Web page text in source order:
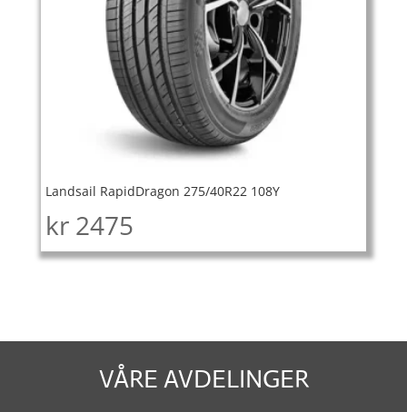
Landsail RapidDragon 275/40R22 108Y
kr 2475
VÅRE AVDELINGER